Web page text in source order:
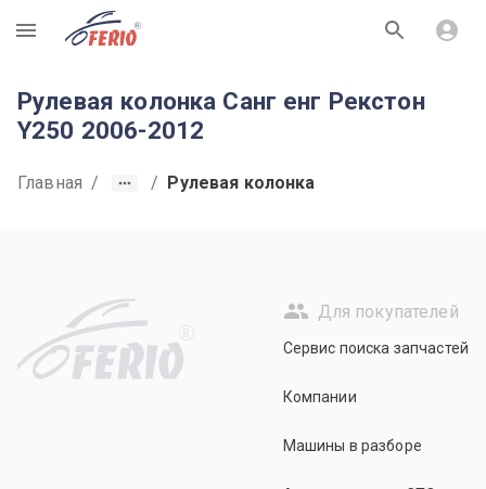
R
Рулевая колонка Санг енг Рекстон
Y250 2006-2012
Главная / / Рулевая колонка
R
Для покупателей
Сервис поиска запчастей
Компании
Машины в разборе